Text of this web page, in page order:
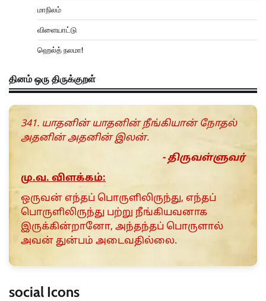
மாநிலம்
விளையாட்டு
ஹெல்த் நலமா!
தினம் ஒரு திருக்குறள்
341. யாதனின் யாதனின் நீங்கியான் நோதல்
அதனின் அதனின் இலன்.
- திருவள்ளுவர்
மு.வ. விளக்கம்:
ஒருவன் எந்தப் பொருளிலிருந்து, எந்தப்
பொருளிலிருந்து பற்று நீங்கியவனாக
இருக்கின்றானோ, அந்தந்தப் பொருளால்
அவன் துன்பம் அடைவதில்லை.
social Icons